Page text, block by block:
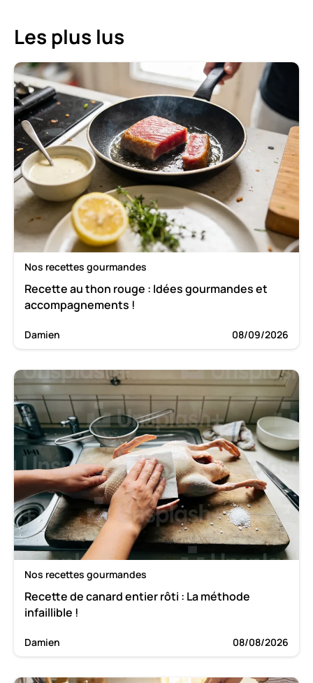
Les plus lus
Nos recettes gourmandes
Recette au thon rouge : Idées gourmandes et
accompagnements !
Damien 08/09/2026
Nos recettes gourmandes
Recette de canard entier rôti : La méthode
infaillible !
Damien 08/08/2026